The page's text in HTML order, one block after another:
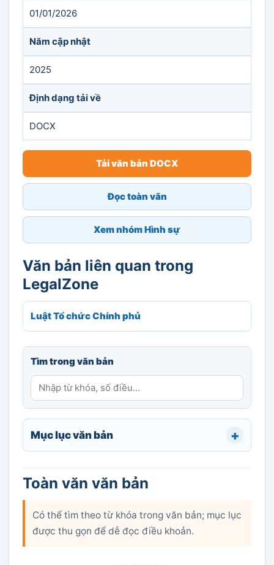
01/01/2026
Năm cập nhật
2025
Định dạng tải về
DOCX
Tải văn bản DOCX
Đọc toàn văn
Xem nhóm Hình sự
Văn bản liên quan trong
LegalZone
Luật Tổ chức Chính phủ
Tìm trong văn bản
Mục lục văn bản
Toàn văn văn bản
Có thể tìm theo từ khóa trong văn bản; mục lục
được thu gọn để dễ đọc điều khoản.